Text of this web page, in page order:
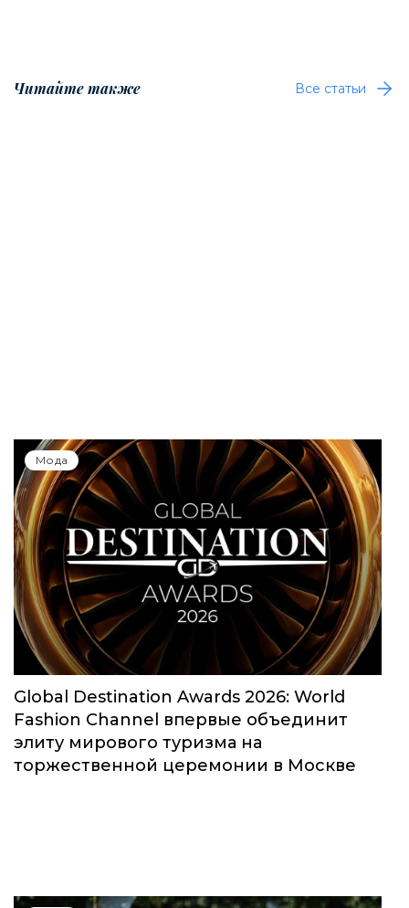
Читайте также Все статьи
Мода
Global Destination Awards 2026: World
Fashion Channel впервые объединит
элиту мирового туризма на
торжественной церемонии в Москве